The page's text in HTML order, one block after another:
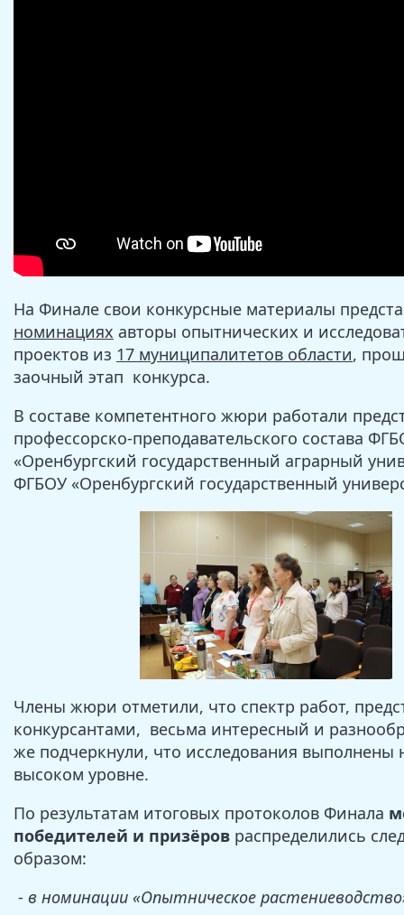
На Финале свои конкурсные материалы
номинациях авторы опытнических и
проектов из 17 муниципалитетов области,
заочный этап конкурса.
В составе компетентного жюри работали
профессорско-преподавательского состава
«Оренбургский государственный аграрный
ФГБОУ «Оренбургский государственный
Члены жюри отметили, что спектр работ,
конкурсантами, весьма интересный и
же подчеркнули, что исследования выполнены
высоком уровне.
По результатам итоговых протоколов Финала
победителей и призёров распределились
образом:
- в номинации «Опытническое